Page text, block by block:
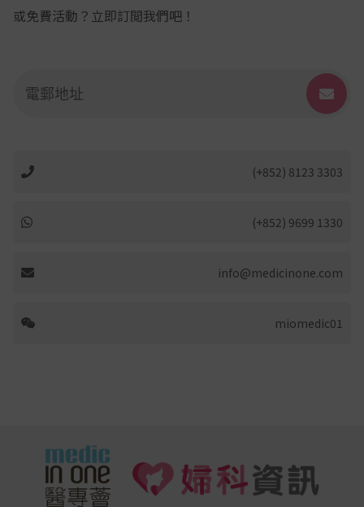
或免費活動？立即訂閲我們吧！
(+852) 8123 3303
(+852) 9699 1330
info@medicinone.com
miomedic01